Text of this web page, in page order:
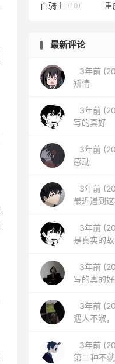
白骑士 (10) 重
最新评论
3年前
矫情
3年前
写的真好
3年前
感动
3年前
最近遇到
3年前
是真实的故
3年前
写的真的
3年前
遇人不淑，
3年前
第二种不